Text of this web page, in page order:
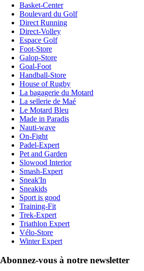
Basket-Center
Boulevard du Golf
Direct Running
Direct-Volley
Espace Golf
Foot-Store
Galop-Store
Goal-Foot
Handball-Store
House of Rugby
La bagagerie du Motard
La sellerie de Maé
Le Motard Bleu
Made in Paradis
Nauti-wave
On-Fight
Padel-Expert
Pet and Garden
Slowood Interior
Smash-Expert
Sneak'In
Sneakids
Sport is good
Training-Fit
Trek-Expert
Triathlon Expert
Vélo-Store
Winter Expert
Abonnez-vous à notre newsletter